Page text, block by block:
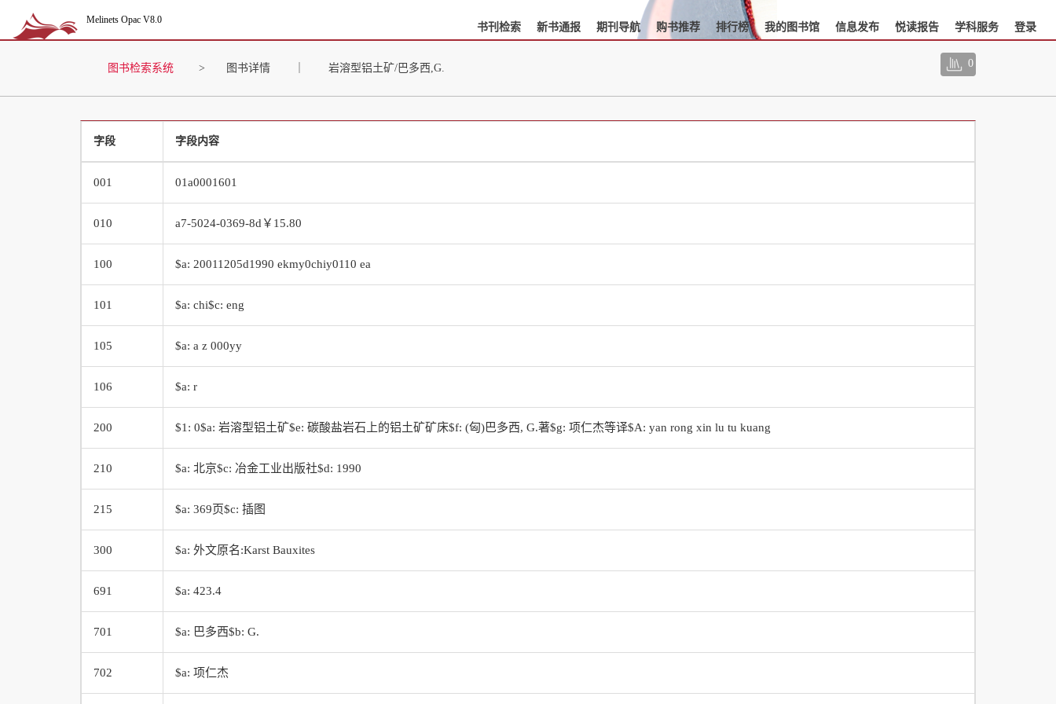
Melinets Opac V8.0
书刊检索 新书通报 期刊导航 购书推荐 排行榜 我的图书馆 信息发布 悦读报告 学科服务 登录
图书检索系统 > 图书详情 岩溶型铝土矿/巴多西,G. 0
字段 字段内容
001 01a0001601
010 a7-5024-0369-8d￥15.80
100 $a: 20011205d1990 ekmy0chiy0110 ea
101 $a: chi$c: eng
105 $a: a z 000yy
106 $a: r
200 $1: 0$a: 岩溶型铝土矿$e: 碳酸盐岩石上的铝土矿矿床$f: (匈)巴多西, G.著$g: 项仁杰等译$A: yan rong xin lu tu kuang
210 $a: 北京$c: 冶金工业出版社$d: 1990
215 $a: 369页$c: 插图
300 $a: 外文原名:Karst Bauxites
691 $a: 423.4
701 $a: 巴多西$b: G.
702 $a: 项仁杰